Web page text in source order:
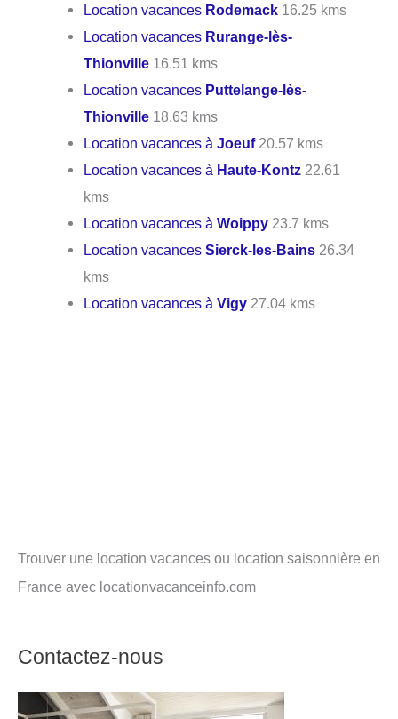
Location vacances Rodemack 16.25 kms
Location vacances Rurange-lès-
Thionville 16.51 kms
Location vacances Puttelange-lès-
Thionville 18.63 kms
Location vacances àJoeuf20.57 kms
Location vacances à Haute-Kontz 22.61
kms
Location vacances àWoippy 23.7 kms
Location vacancesSierck-les-Bains 26.34
kms
Location vacances àVigy 27.04 kms
Trouver une location vacances ou location saisonnière en
France avec locationvacanceinfo.com
Contactez-nous